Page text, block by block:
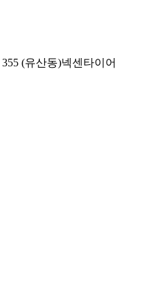
(유산동)넥센타이어